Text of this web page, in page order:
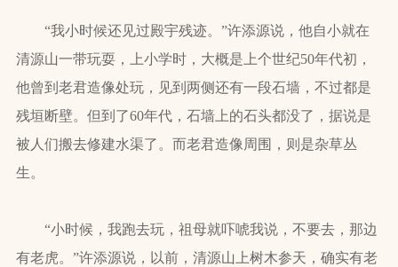
“我小时候还见过殿宇残迹。”许添源说，他自小就在
清源山一带玩耍，上小学时，大概是上个世纪50年代初，
他曾到老君造像处玩，见到两侧还有一段石墙，不过都是
残垣断壁。但到了60年代，石墙上的石头都没了，据说是
被人们搬去修建水渠了。而老君造像周围，则是杂草丛
生。
“小时候，我跑去玩，祖母就吓唬我说，不要去，那边
有老虎。”许添源说，以前，清源山上树木参天，确实有老